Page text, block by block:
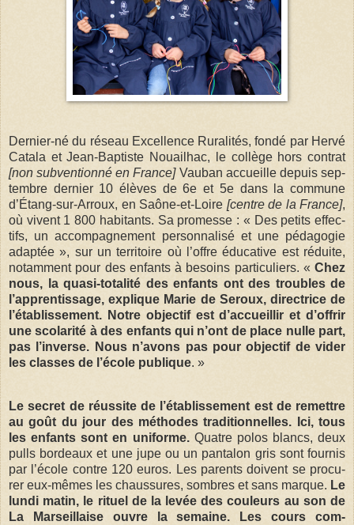
Der­nier-né du réseau Excel­lence Rura­li­tés, fondé par Hervé
Catala et Jean-Bap­tiste Nouail­hac, le col­lège hors contrat
[non subventionné en France]Vau­ban accueille depuis sep­
tembre der­nier 10 élèves de 6e et 5e dans la com­mune
d’Étang-sur-Arroux, en Saône-et-Loire [centre de la France],
où vivent 1 800 habi­tants. Sa pro­messe : « Des petits effec­
tifs, un accom­pa­gne­ment per­son­na­lisé et une péda­go­gie
adap­tée », sur un ter­ri­toire où l’offre édu­ca­tive est réduite,
notam­ment pour des enfants à besoins par­ti­cu­liers. « Chez
nous, la quasi-tota­lité des enfants ont des troubles de
l’appren­tis­sage, explique Marie de Seroux, direc­trice de
l’éta­blis­se­ment. Notre objec­tif est d’accueillir et d’offrir
une sco­la­rité à des enfants qui n’ont de place nulle part,
pas l’inverse. Nous n’avons pas pour objec­tif de vider
les classes de l’école publique. »
Le secret de réus­site de l’éta­blis­se­ment est de remettre
au goût du jour des méthodes tra­di­tion­nelles.
Ici, tous
les enfants sont en uni­forme.Quatre polos blancs, deux
pulls bor­deaux et une jupe ou un pan­ta­lon gris sont four­nis
par l’école contre 120 euros. Les parents doivent se pro­cu­
rer eux-mêmes les chaus­sures, sombres et sans marque. Le
lundi matin, le rituel de la levée des cou­leurs au son de
La Mar­seillaise ouvre la semaine. Les cours com­